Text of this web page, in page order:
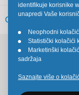
OSTALO
identifikuje korisnike
unapredi Vaše
•
Neophodni
•
Statistički kolačići
•
Marketinški
sadržaja
Saznajte više o